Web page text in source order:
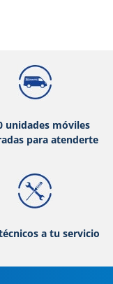
unidades móviles
para atenderte
a tu servicio